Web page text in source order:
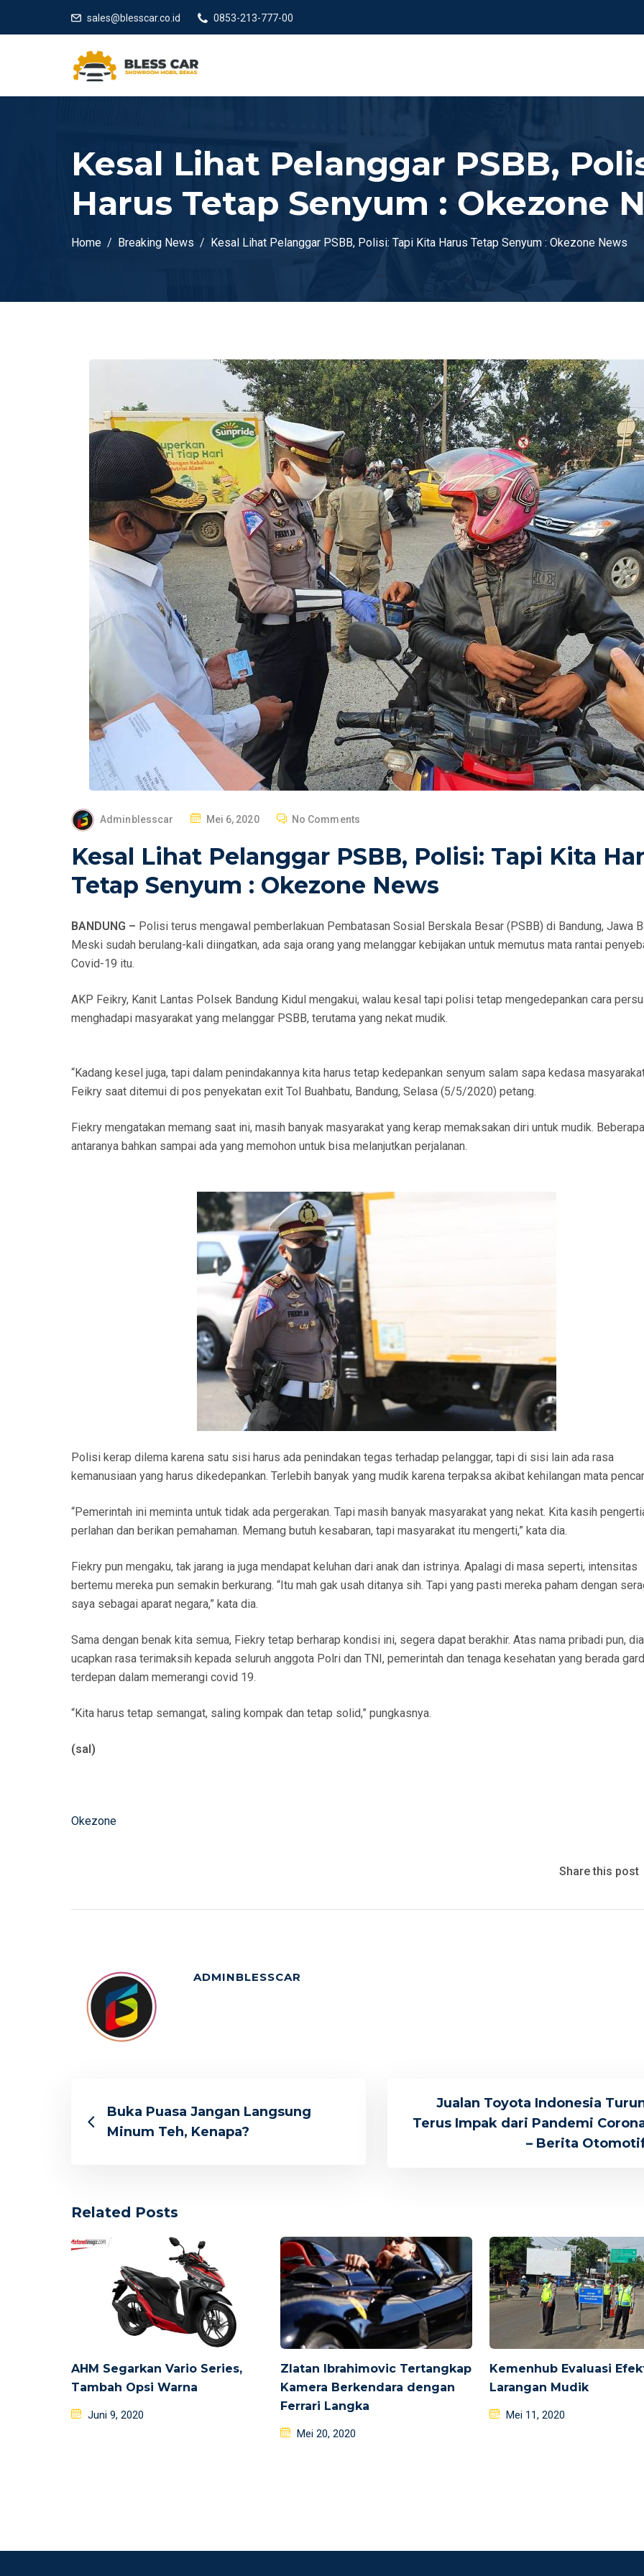
sales@blesscar.co.id 0853-213-777-00
Kesal Lihat Pelanggar PSBB,
Harus Tetap Senyum : Okezone
Home Breaking News Kesal Lihat Pelanggar PSBB, Polisi: Tapi Kita Harus Tetap Senyum : Okezone News
Adminblesscar
P
E
O
N
Mei 6, 2020 No Comments
Kesal Lihat Pelanggar PSBB, Polisi: Tapi Kita
Tetap Senyum : Okezone News
BANDUNG – Polisi terus mengawal pemberlakuan Pembatasan Sosial Berskala Besar (PSBB) di Bandung, Jawa
Meski sudah berulang-kali diingatkan, ada saja orang yang melanggar kebijakan untuk memutus mata rantai
Covid-19 itu.
AKP Feikry, Kanit Lantas Polsek Bandung Kidul mengakui, walau kesal tapi polisi tetap mengedepankan cara
menghadapi masyarakat yang melanggar PSBB, terutama yang nekat mudik.
“Kadang kesel juga, tapi dalam penindakannya kita harus tetap kedepankan senyum salam sapa kedasa
Feikry saat ditemui di pos penyekatan exit Tol Buahbatu, Bandung, Selasa (5/5/2020) petang.
Fiekry mengatakan memang saat ini, masih banyak masyarakat yang kerap memaksakan diri untuk mudik.
antaranya bahkan sampai ada yang memohon untuk bisa melanjutkan perjalanan.
Polisi kerap dilema karena satu sisi harus ada penindakan tegas terhadap pelanggar, tapi di sisi lain ada rasa
kemanusiaan yang harus dikedepankan. Terlebih banyak yang mudik karena terpaksa akibat kehilangan mata
“Pemerintah ini meminta untuk tidak ada pergerakan. Tapi masih banyak masyarakat yang nekat. Kita kasih
perlahan dan berikan pemahaman. Memang butuh kesabaran, tapi masyarakat itu mengerti,” kata dia.
Fiekry pun mengaku, tak jarang ia juga mendapat keluhan dari anak dan istrinya. Apalagi di masa seperti, intensitas
bertemu mereka pun semakin berkurang. “Itu mah gak usah ditanya sih. Tapi yang pasti mereka paham dengan
saya sebagai aparat negara,” kata dia.
Sama dengan benak kita semua, Fiekry tetap berharap kondisi ini, segera dapat berakhir. Atas nama pribadi pun, dia
ucapkan rasa terimaksih kepada seluruh anggota Polri dan TNI, pemerintah dan tenaga kesehatan yang berada
terdepan dalam memerangi covid 19.
“Kita harus tetap semangat, saling kompak dan tetap solid,” pungkasnya.
(sal)
Okezone
Share this post
ADMINBLESSCAR
Buka Puasa Jangan Langsung
Minum Teh, Kenapa?
Jualan Toyota Indonesia
Terus Impak dari Pandemi
– Berita
Related Posts
AHM Segarkan Vario Series,
Tambah Opsi Warna
Posted
Juni 9, 2020
Zlatan Ibrahimovic Tertangkap
Kamera Berkendara dengan
Ferrari Langka
Posted
Mei 20, 2020
Kemenhub Evaluasi
Larangan Mudik
Posted
Mei 11, 2020